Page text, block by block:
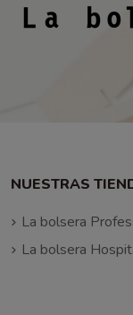
NUESTRAS
La bolsera
La bolsera